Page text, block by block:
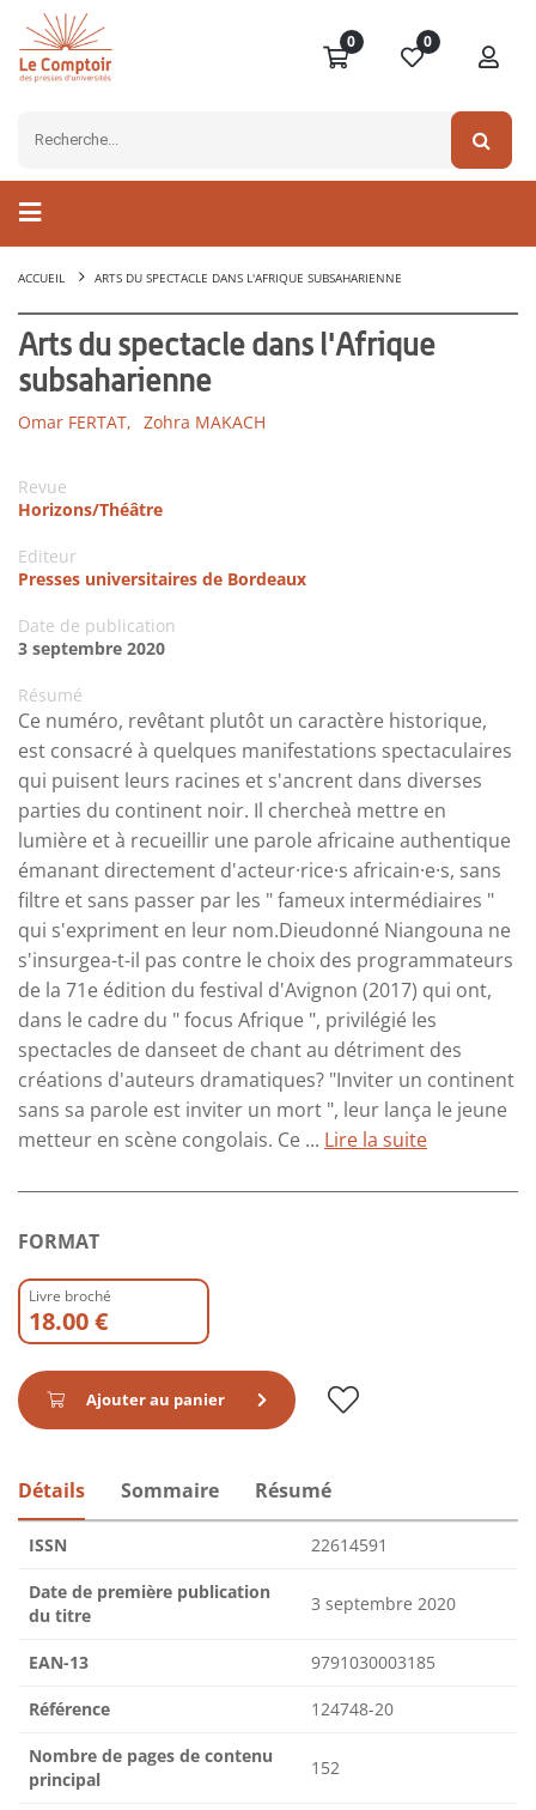
0 0
ACCUEIL ARTS DU SPECTACLE DANS L'AFRIQUE SUBSAHARIENNE
Arts du spectacle dans l'Afrique
subsaharienne
Omar FERTAT, Zohra MAKACH
Revue
Horizons/Théâtre
Editeur
Presses universitaires de Bordeaux
Date de publication
3 septembre 2020
Résumé
Ce numéro, revêtant plutôt un caractère historique,
est consacré à quelques manifestations spectaculaires
qui puisent leurs racines et s'ancrent dans diverses
parties du continent noir. Il chercheà mettre en
lumière et à recueillir une parole africaine authentique
émanant directement d'acteur·rice·s africain·e·s, sans
filtre et sans passer par les " fameux intermédiaires "
qui s'expriment en leur nom.Dieudonné Niangouna ne
s'insurgea-t-il pas contre le choix des programmateurs
de la 71e édition du festival d'Avignon (2017) qui ont,
dans le cadre du " focus Afrique ", privilégié les
spectacles de danseet de chant au détriment des
créations d'auteurs dramatiques? "Inviter un continent
sans sa parole est inviter un mort ", leur lança le jeune
metteur en scène congolais. Ce ... Lire la suite
FORMAT
Livre broché
18.00 €
Ajouter au panier
Détails Sommaire Résumé
ISSN 22614591
Date de première publication
du titre
3 septembre 2020
EAN-13 9791030003185
Référence 124748-20
Nombre de pages de contenu
principal
152